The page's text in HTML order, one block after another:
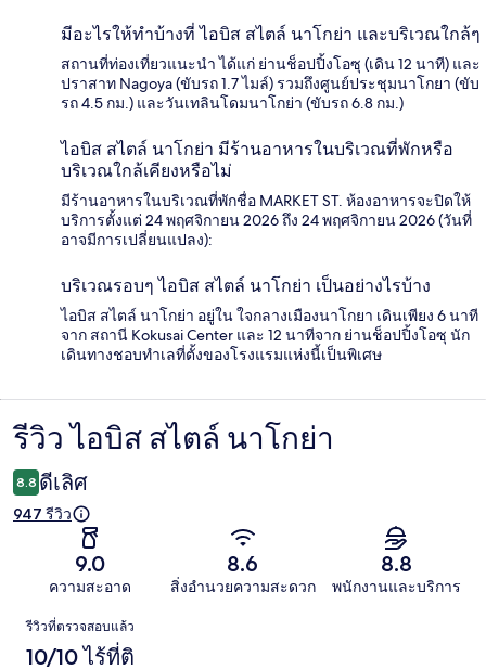
มีอะไรให้ทำบ้างที่ ไอบิส สไตล์ นาโกย่า และบริเวณใกล้ๆ
สถานที่ท่องเที่ยวแนะนำ ได้แก่ ย่านช็อปปิ้งโอซุ (เดิน 12 นาที) และ
ปราสาท Nagoya (ขับรถ 1.7 ไมล์) รวมถึงศูนย์ประชุมนาโกยา (ขับ
รถ 4.5 กม.) และวันเทลินโดมนาโกย่า (ขับรถ 6.8 กม.)
ไอบิส สไตล์ นาโกย่า มีร้านอาหารในบริเวณที่พักหรือ
บริเวณใกล้เคียงหรือไม่
มีร้านอาหารในบริเวณที่พักชื่อ MARKET ST. ห้องอาหารจะปิดให้
บริการตั้งแต่ 24 พฤศจิกายน 2026 ถึง 24 พฤศจิกายน 2026 (วันที่
อาจมีการเปลี่ยนแปลง):
บริเวณรอบๆ ไอบิส สไตล์ นาโกย่า เป็นอย่างไรบ้าง
ไอบิส สไตล์ นาโกย่า อยู่ใน ใจกลางเมืองนาโกยา เดินเพียง 6 นาที
จาก สถานี Kokusai Center และ 12 นาทีจาก ย่านช็อปปิ้งโอซุ นัก
เดินทางชอบทำเลที่ตั้งของโรงแรมแห่งนี้เป็นพิเศษ
รีวิว
รีวิว ไอบิส สไตล์ นาโกย่า
8.8 ดีเลิศ
947 รีวิว
9.0
ความสะอาด
8.6
สิ่งอำนวยความสะดวก
8.8
พนักงานและบริการ
รีวิว
รีวิวที่ตรวจสอบแล้ว
10/10 ไร้ที่ติ